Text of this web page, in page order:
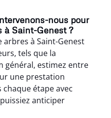
nous pour
à Saint-Genest ?
arbres à Saint-Genest
tels que la
général, estimez entre
une prestation
étape avec
anticiper